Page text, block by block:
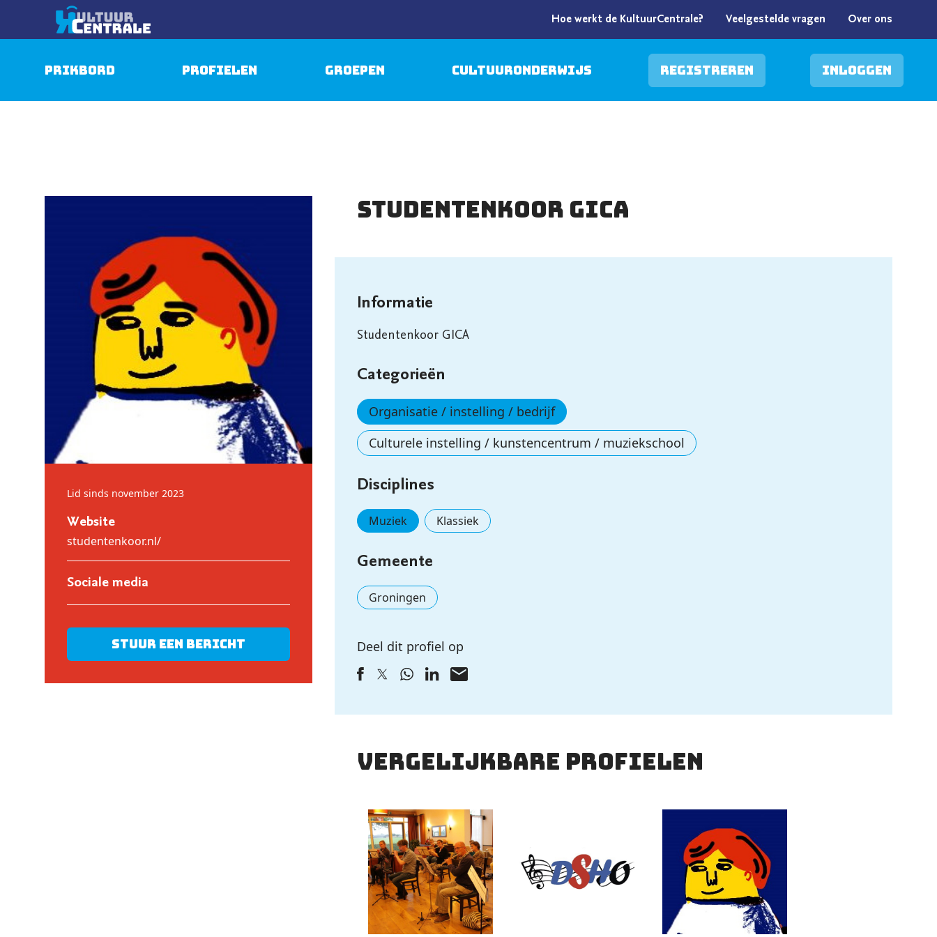
Hoe werkt de KultuurCentrale? Veelgestelde vragen Over ons
Prikbord Profielen Groepen Cultuuronderwijs Registreren Inloggen
Lid sinds november 2023
Website
studentenkoor.nl/
Sociale media
Stuur een bericht
Studentenkoor GICA
Informatie
Studentenkoor GICA
Categorieën
Organisatie / instelling / bedrijf
Culturele instelling / kunstencentrum / muziekschool
Disciplines
Muziek Klassiek
Gemeente
Groningen
Deel dit profiel op
vergelijkbare profielen